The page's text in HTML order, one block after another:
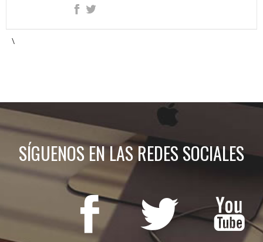
\
SÍGUENOS EN LAS REDES SOCIALES